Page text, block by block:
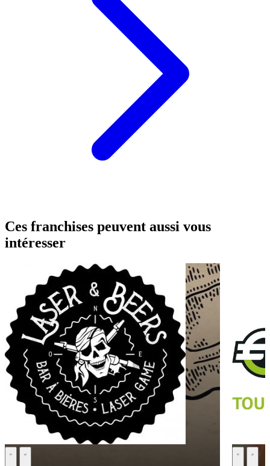
Ces franchises peuvent aussi vous
intéresser